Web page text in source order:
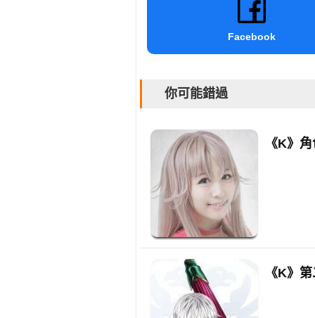
Facebook
你可能錯過
《K》
《K》